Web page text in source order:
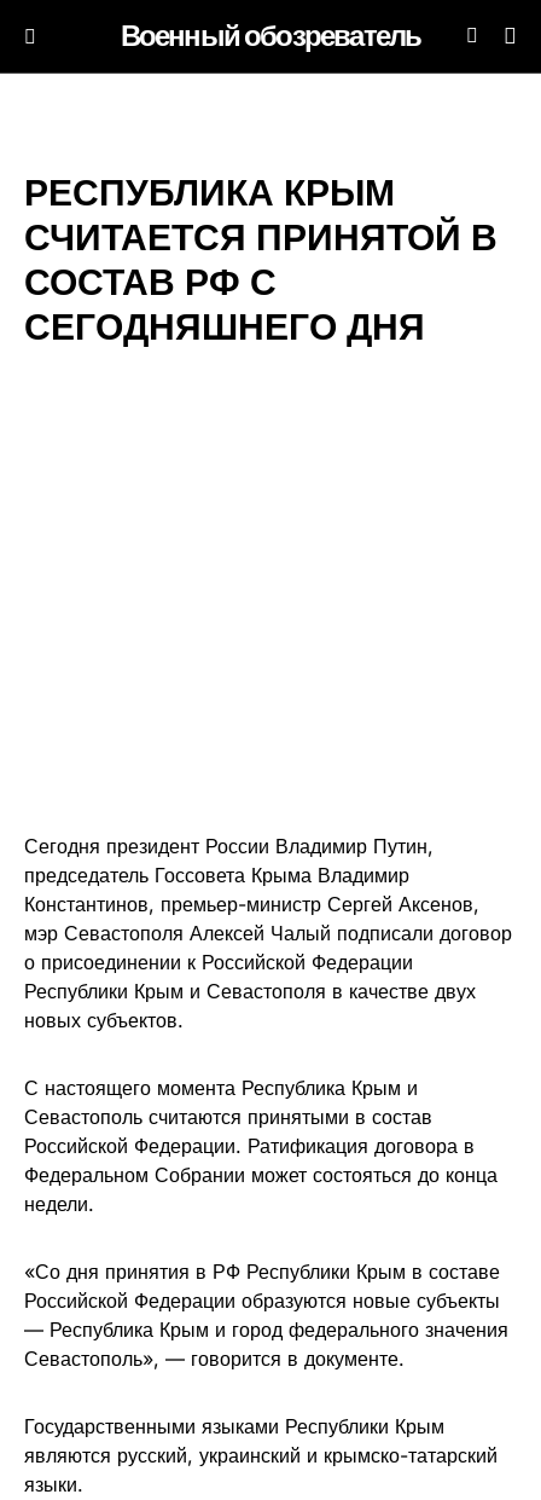
Военный обозреватель
РЕСПУБЛИКА КРЫМ
СЧИТАЕТСЯ ПРИНЯТОЙ В
СОСТАВ РФ С
СЕГОДНЯШНЕГО ДНЯ
Сегодня президент России Владимир Путин,
председатель Госсовета Крыма Владимир
Константинов, премьер-министр Сергей Аксенов,
мэр Севастополя Алексей Чалый подписали договор
о присоединении к Российской Федерации
Республики Крым и Севастополя в качестве двух
новых субъектов.
С настоящего момента Республика Крым и
Севастополь считаются принятыми в состав
Российской Федерации. Ратификация договора в
Федеральном Собрании может состояться до конца
недели.
«Со дня принятия в РФ Республики Крым в составе
Российской Федерации образуются новые субъекты
— Республика Крым и город федерального значения
Севастополь», — говорится в документе.
Государственными языками Республики Крым
являются русский, украинский и крымско-татарский
языки.